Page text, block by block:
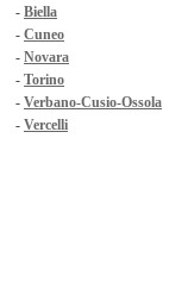
- Biella
- Cuneo
- Novara
- Torino
- Verbano-Cusio-Ossola
- Vercelli